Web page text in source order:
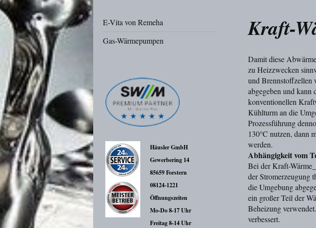
Kraft-
Damit diese
zu Heizzwecken
und Brennstoffzellen
abgegeben und
konventionellen
Kühlturm an die
Prozessführung
130°C nutzen, dann
werden.
Abhängigkeit vom
Bei der Kraft-
der Stromerzeugung
die Umgebung
ein großer Teil der
Beheizung
verbessert.
E-Vita von Remeha
Gas-Wärmepumpen
Häusler GmbH
Gewerbering 14
85659 Forstern
08124-1221
Öffnungszeiten
Mo-Do 8-17 Uhr
Freitag 8-14 Uhr